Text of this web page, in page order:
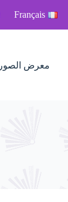
Français
معرض الصور